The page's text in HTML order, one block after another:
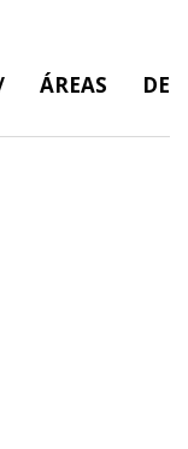
/ ÁREAS DE